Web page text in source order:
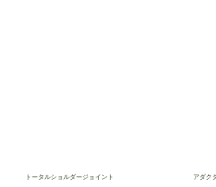
トータルショルダージョイント アダク